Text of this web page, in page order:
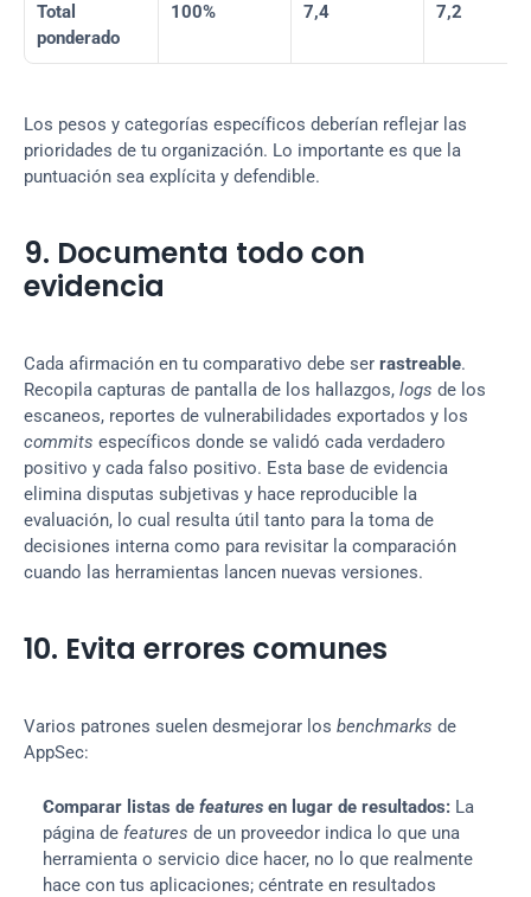
Total
ponderado
100% 7,4 7,2
Los pesos y categorías específicos deberían reflejar las
prioridades de tu organización. Lo importante es que la
puntuación sea explícita y defendible.
9. Documenta todo con
evidencia
Cada afirmación en tu comparativo debe ser rastreable.
Recopila capturas de pantalla de los hallazgos, logs de los
commits específicos donde se validó cada verdadero
positivo y cada falso positivo. Esta base de evidencia
elimina disputas subjetivas y hace reproducible la
evaluación, lo cual resulta útil tanto para la toma de
decisiones interna como para revisitar la comparación
cuando las herramientas lancen nuevas versiones.
10. Evita errores comunes
Varios patrones suelen desmejorar los benchmarks de
AppSec:
Comparar listas de features en lugar de resultados: La
página de features de un proveedor indica lo que una
herramienta o servicio dice hacer, no lo que realmente
hace con tus aplicaciones; céntrate en resultados